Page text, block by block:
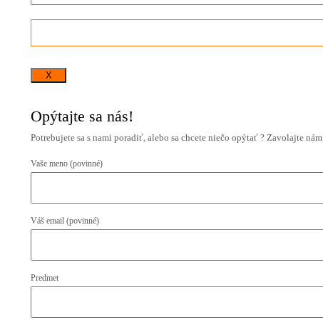
X
Opýtajte sa nás!
Potrebujete sa s nami poradiť, alebo sa chcete niečo opýtať ? Zavolajte nám
Vaše meno (povinné)
Váš email (povinné)
Predmet